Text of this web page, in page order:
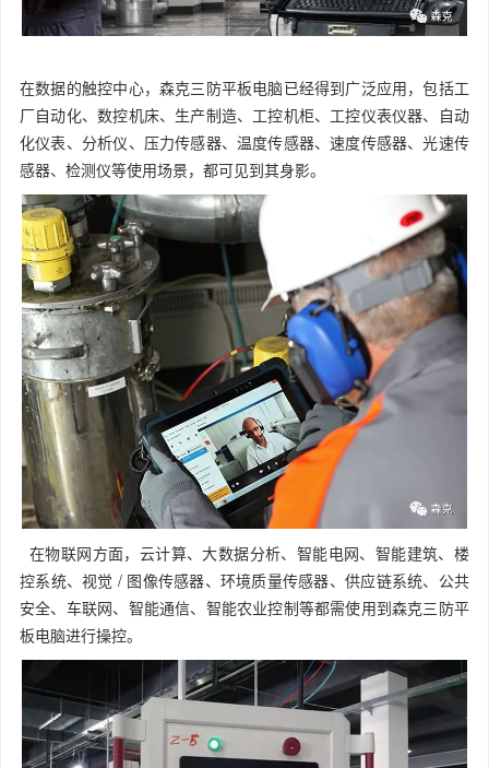
在数据的触控中心，森克三防平板电脑已经得到广泛应用，包括工
厂自动化、数控机床、生产制造、工控机柜、工控仪表仪器、自动
化仪表、分析仪、压力传感器、温度传感器、速度传感器、光速传
感器、检测仪等使用场景，都可见到其身影。
在物联网方面，云计算、大数据分析、智能电网、智能建筑、楼
控系统、视觉 / 图像传感器、环境质量传感器、供应链系统、公共
安全、车联网、智能通信、智能农业控制等都需使用到森克三防平
板电脑进行操控。